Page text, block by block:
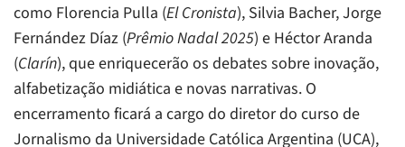
como Florencia Pulla (El Cronista), Silvia Bacher, Jorge
Fernández Díaz (Prêmio Nadal 2025) e Héctor Aranda
(Clarín), que enriquecerão os debates sobre inovação,
alfabetização midiática e novas narrativas. O
encerramento ficará a cargo do diretor do curso de
Jornalismo da Universidade Católica Argentina (UCA),